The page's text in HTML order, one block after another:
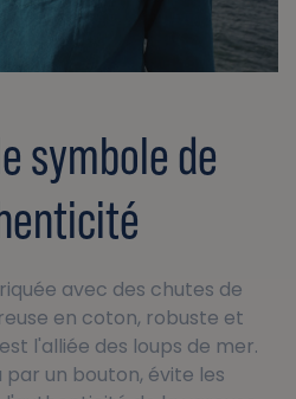
symbole de
avec des chutes de
en coton, robuste et
l'alliée des loups de mer.
par un bouton, évite les